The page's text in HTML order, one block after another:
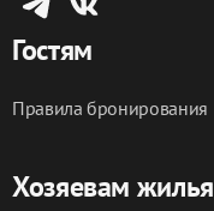
Гостям
Правила бронирования
Хозяевам жилья